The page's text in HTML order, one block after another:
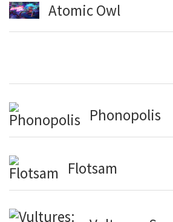
Atomic Owl
Phonopolis
Flotsam